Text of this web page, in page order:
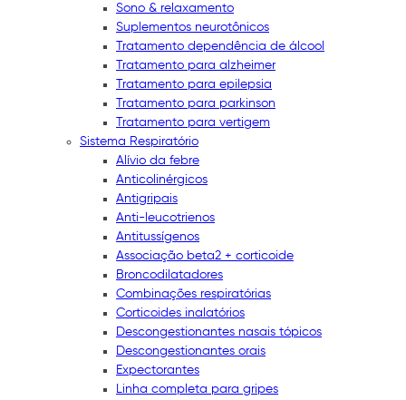
Sono & relaxamento
Suplementos neurotônicos
Tratamento dependência de álcool
Tratamento para alzheimer
Tratamento para epilepsia
Tratamento para parkinson
Tratamento para vertigem
Sistema Respiratório
Alívio da febre
Anticolinérgicos
Antigripais
Anti-leucotrienos
Antitussígenos
Associação beta2 + corticoide
Broncodilatadores
Combinações respiratórias
Corticoides inalatórios
Descongestionantes nasais tópicos
Descongestionantes orais
Expectorantes
Linha completa para gripes